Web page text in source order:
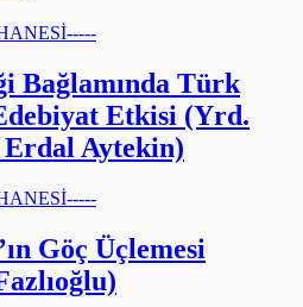
Bağlamında Türk
Etkisi (Yrd.
Aytekin)
Göç Üçlemesi